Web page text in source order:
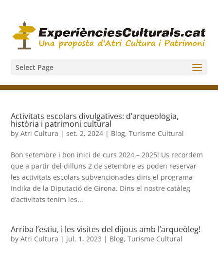
Select Page
Activitats escolars divulgatives: d’arqueologia,
història i patrimoni cultural
byAtri Cultura |set. 2, 2024 | Blog,Turisme Cultural
Bon setembre i bon inici de curs 2024 – 2025! Us recordem
que a partir del dilluns 2 de setembre es poden reservar
les activitats escolars subvencionades dins el programa
Indika de la Diputació de Girona. Dins el nostre catàleg
d’activitats tenim les...
Arriba l’estiu, i les visites del dijous amb l’arqueòleg!
byAtri Cultura | jul. 1, 2023 | Blog,Turisme Cultural